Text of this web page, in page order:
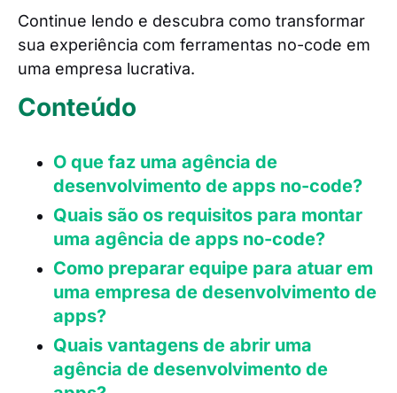
Continue lendo e descubra como transformar
sua experiência com ferramentas no-code em
uma empresa lucrativa.
Conteúdo
O que faz uma agência de
desenvolvimento de apps no-code?
Quais são os requisitos para montar
uma agência de apps no-code?
Como preparar equipe para atuar em
uma empresa de desenvolvimento de
apps?
Quais vantagens de abrir uma
agência de desenvolvimento de